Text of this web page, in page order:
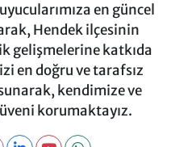
en güncel
Hendek ilçesinin
gelişmelerine katkıda
en doğru ve tarafsız
kendimize ve
korumaktayız.